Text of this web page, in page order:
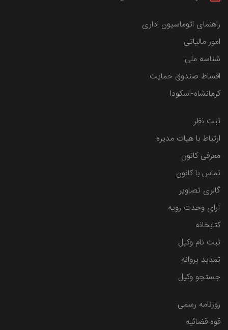
راهنمای اتوماسیون اداری
امور مالیاتی
شناسه ملی
اقساط صندوق حمایت
کرمانشاه-اسکودا
ثبت نظر
ارتباط با هیات مدیره
معرفی کانون
تماس با کانون
گالری تصاویر
آرای وحدت رویه
کتابخانه
ثبت نام وکیل
تمدید پروانه
جستجو وکیل
روزنامه رسمی
قوه قضائیه